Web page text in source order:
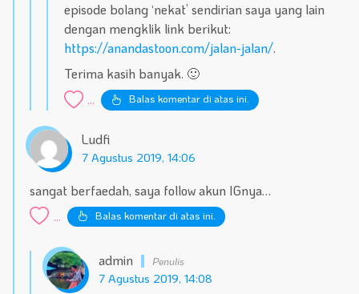
episode bolang ‘nekat’ sendirian saya yang lain
dengan mengklik link berikut:
https://anandastoon.com/jalan-jalan/.
Terima kasih banyak. 🙂
... Balas komentar di atas ini.
Ludfi
7 Agustus 2019, 14:06
sangat berfaedah, saya follow akun IGnya…
... Balas komentar di atas ini.
admin
7 Agustus 2019, 14:08